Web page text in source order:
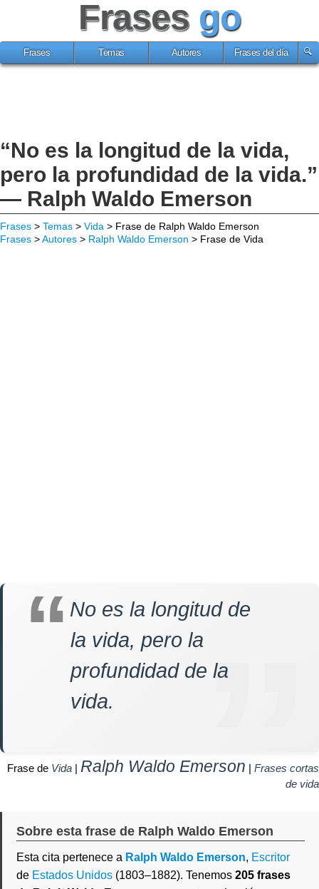
Frases go
Frases Temas Autores Frases del día
“No es la longitud de la vida,
pero la profundidad de la vida.”
— Ralph Waldo Emerson
Frases > Temas > Vida > Frase de Ralph Waldo Emerson
Frases >Autores > Ralph Waldo Emerson > Frase de Vida
No es la longitud de
la vida, pero la
profundidad de la
vida.
Frase de Vida | Ralph Waldo Emerson | Frases cortas
de vida
Sobre esta frase de Ralph Waldo Emerson
Esta cita pertenece a Ralph Waldo Emerson, Escritor
de Estados Unidos (1803–1882). Tenemos 205 frases